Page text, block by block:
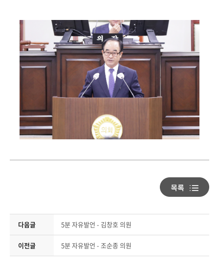
다음글 5분 자유발언 - 김창호 의원
이전글 5분 자유발언 - 조순종 의원